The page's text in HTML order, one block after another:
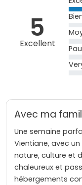
5
Excellent
Avec ma
Une semaine
Vientiane, avec
nature, culture et
chaleureux et
hébergements